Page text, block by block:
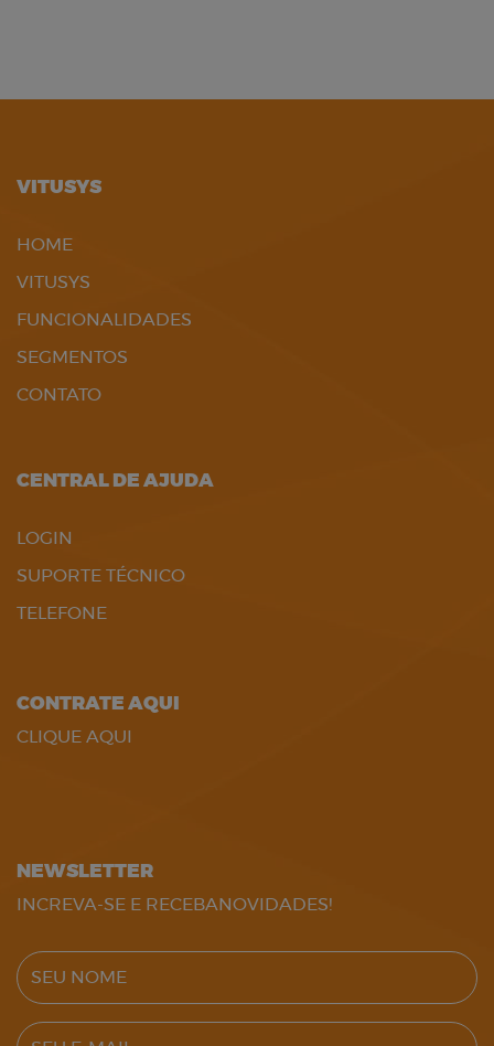
VITUSYS
HOME
VITUSYS
FUNCIONALIDADES
SEGMENTOS
CONTATO
CENTRAL DE AJUDA
LOGIN
SUPORTE TÉCNICO
TELEFONE
CONTRATE AQUI
CLIQUE AQUI
NEWSLETTER
INCREVA-SE E RECEBANOVIDADES!
SEU NOME
SEU E-MAIL